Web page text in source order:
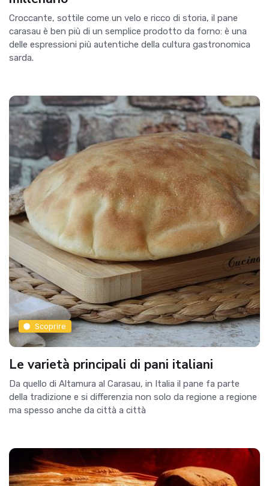
Croccante, sottile come un velo e ricco di storia, il pane
carasau è ben più di un semplice prodotto da forno: è una
delle espressioni più autentiche della cultura gastronomica
sarda.
Scoprire
Le varietà principali di pani italiani
Da quello di Altamura al Carasau, in Italia il pane fa parte
della tradizione e si differenzia non solo da regione a regione
ma spesso anche da città a città